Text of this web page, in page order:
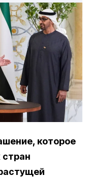
которое
стран